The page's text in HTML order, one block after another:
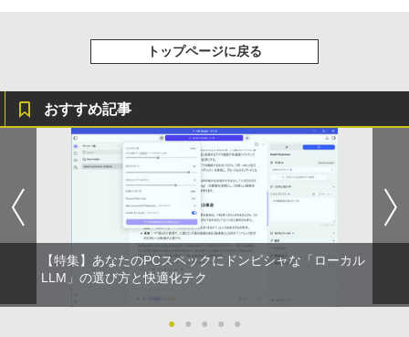
トップページに戻る
おすすめ記事
【特集】あなたのPCスペックにドンピシャな「ローカル
LLM」の選び方と快適化テク
● ● ● ● ●